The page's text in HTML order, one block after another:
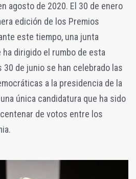
agosto de 2020. El 30 de enero
edición de los Premios
este tiempo, una junta
dirigido el rumbo de esta
de junio se han celebrado las
a la presidencia de la
única candidatura que ha sido
de votos entre los